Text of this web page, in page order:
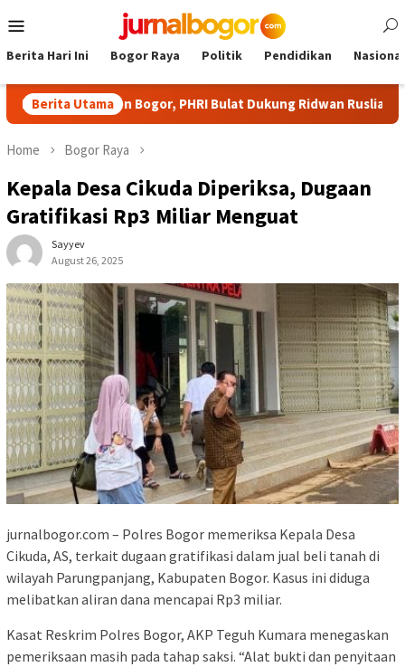
to
Menu
Berita Hari Ini Bogor Raya Politik Pendidikan Nasional
Berita Utama
Kabupaten Bogor, PHRI Bulat Dukung Ridwan Rusliadi
Home Bogor Raya
Kepala Desa Cikuda Diperiksa, Dugaan
Gratifikasi Rp3 Miliar Menguat
Sayyev
August 26, 2025
jurnalbogor.com – Polres Bogor memeriksa Kepala Desa
Cikuda, AS, terkait dugaan gratifikasi dalam jual beli tanah di
wilayah Parungpanjang, Kabupaten Bogor. Kasus ini diduga
melibatkan aliran dana mencapai Rp3 miliar.
Kasat Reskrim Polres Bogor, AKP Teguh Kumara menegaskan
pemeriksaan masih pada tahap saksi. “Alat bukti dan penyitaan